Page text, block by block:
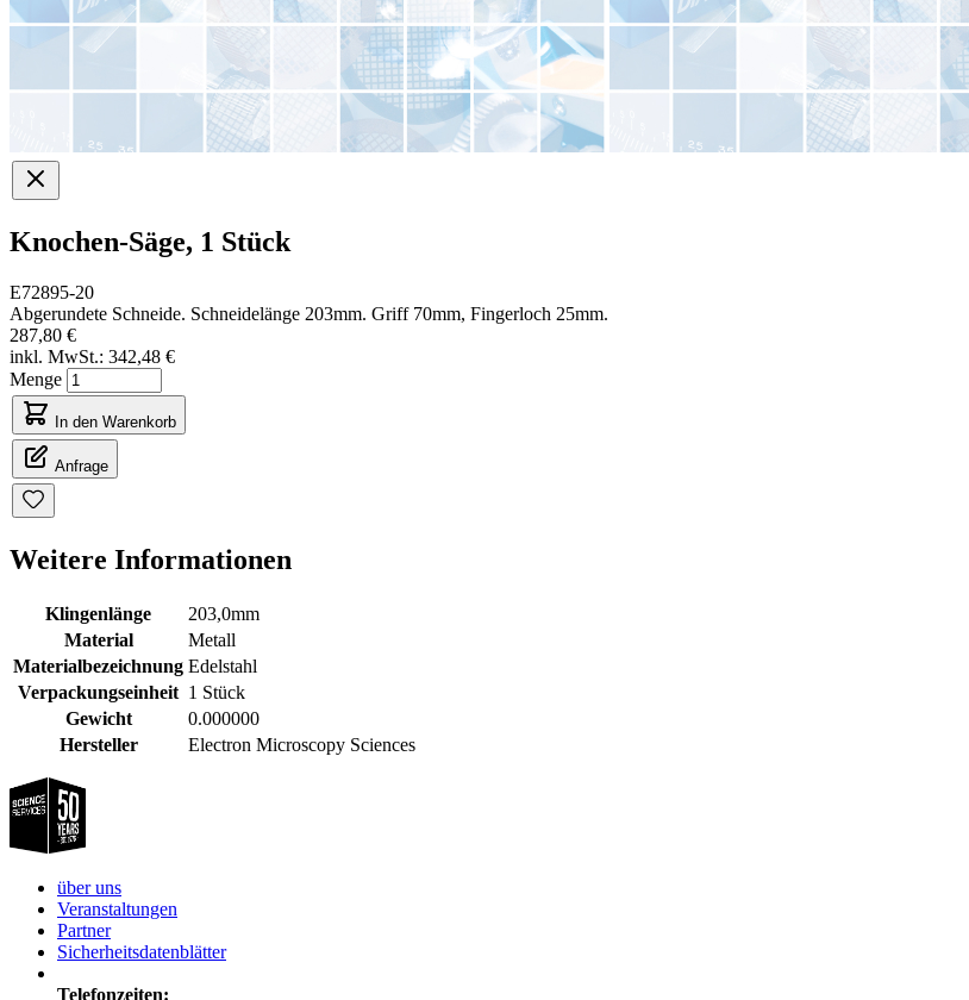
Knochen-Säge, 1 Stück
E72895-20
Abgerundete Schneide. Schneidelänge 203mm. Griff 70mm, Fingerloch 25mm.
287,80 €
inkl. MwSt.: 342,48 €
Menge
In den Warenkorb
Anfrage
Weitere Informationen
Klingenlänge
203,0mm
Material
Metall
Materialbezeichnung Edelstahl
Verpackungseinheit 1 Stück
Gewicht
0.000000
Hersteller
Electron Microscopy Sciences
über uns
Veranstaltungen
Partner
Sicherheitsdatenblätter
Telefonzeiten: